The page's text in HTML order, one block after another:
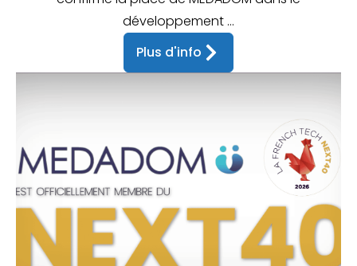
développement ...
Plus d'info